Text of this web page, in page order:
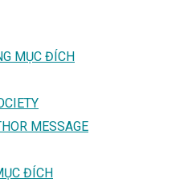
MỤC ĐÍCH
MESSAGE
ĐÍCH